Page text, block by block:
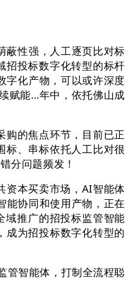
性强，人工逐页比对标
招投标数字化转型的标杆
字化产物，可以或许深度
赋能…年中，依托佛山成
的焦点环节，目前已正
、串标依托人工比对很
分问题频发！
本买卖市场，AI智能体
能协同和使用产物，正在
域推广的招投标监管智能
为招投标数字化转型的
智能体，打制全流程聪